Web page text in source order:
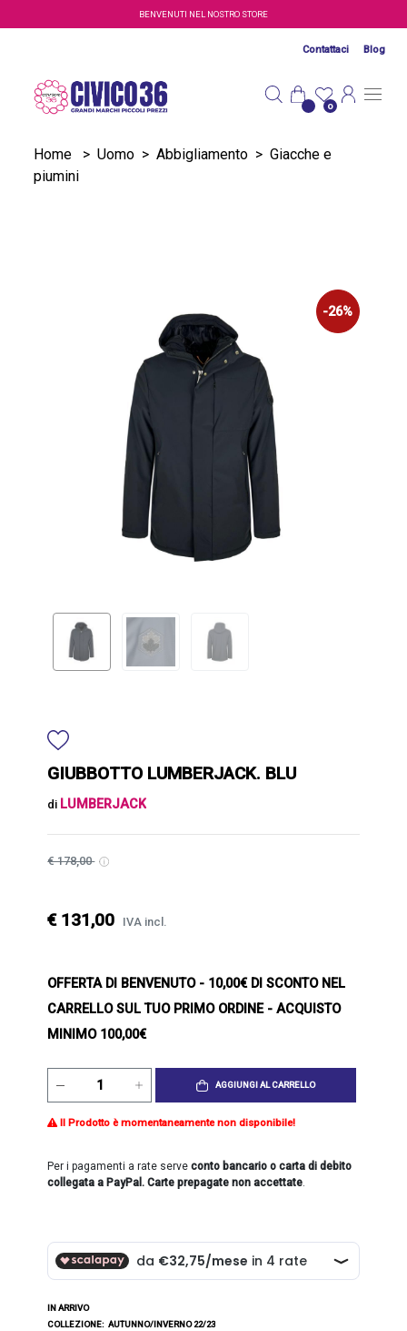
Salta al contenuto principaleBENVENUTI NEL NOSTRO STORE
Contattaci Blog
0
Home > Uomo > Abbigliamento > Giacche e
piumini
-26%
GIUBBOTTO LUMBERJACK. BLU
di LUMBERJACK
€ 178,00
€ 131,00 IVA incl.
OFFERTA DI BENVENUTO- 10,00€ DI SCONTO NEL
CARRELLO SUL TUO PRIMO ORDINE - ACQUISTO
MINIMO 100,00€
AGGIUNGI AL CARRELLO
Il Prodotto è momentaneamente non disponibile!
Per i pagamenti a rate serveconto bancario o carta di debito
collegata a PayPal. Carte prepagate non accettate.
IN ARRIVO
COLLEZIONE: AUTUNNO/INVERNO 22/23